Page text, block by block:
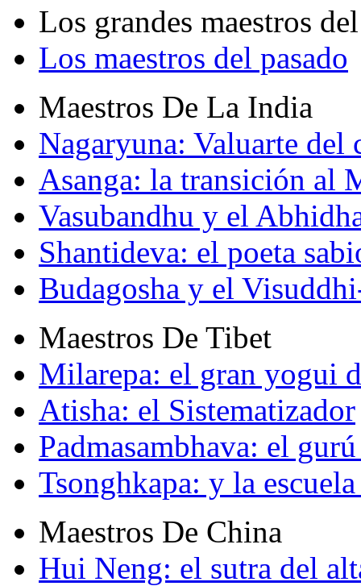
Los grandes maestros
Los maestros del pasado
Maestros De La India
Nagaryuna: Valuarte del
Asanga: la transición al
Vasubandhu y el
Shantideva: el poeta
Budagosha y el
Maestros De Tibet
Milarepa: el gran yogui
Atisha: el Sistematizador
Padmasambhava: el
Tsonghkapa: y la
Maestros De China
Hui Neng: el sutra del